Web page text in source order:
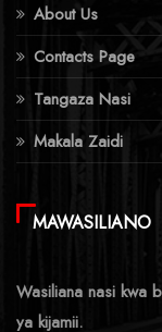
About Us
Contacts Page
Tangaza Nasi
Makala Zaidi
MAWASILIANO
Wasiliana nasi kwa
ya kijamii.